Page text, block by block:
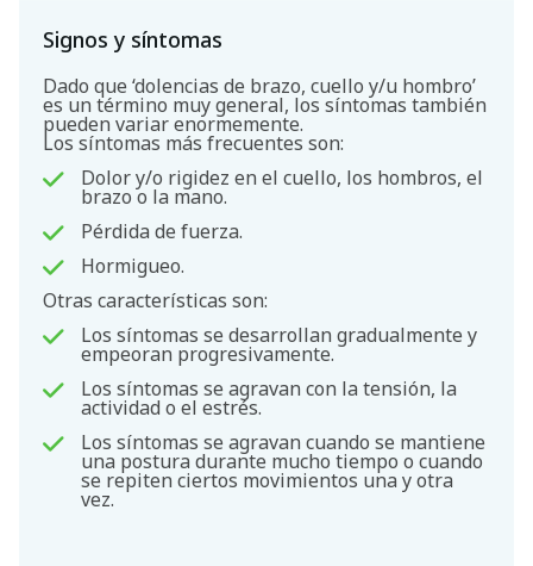
Signos y síntomas
Dado que ‘dolencias de brazo, cuello y/u hombro’
es un término muy general, los síntomas también
pueden variar enormemente.
Los síntomas más frecuentes son:
Dolor y/o rigidez en el cuello, los hombros, el
brazo o la mano.
Pérdida de fuerza.
Hormigueo.
Otras características son:
Los síntomas se desarrollan gradualmente y
empeoran progresivamente.
Los síntomas se agravan con la tensión, la
actividad o el estrés.
Los síntomas se agravan cuando se mantiene
una postura durante mucho tiempo o cuando
se repiten ciertos movimientos una y otra
vez.